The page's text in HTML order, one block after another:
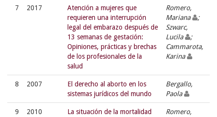
7 2017
Atención a mujeres que
requieren una interrupción
legal del embarazo después de
13 semanas de gestación:
Opiniones, prácticas y brechas
de los profesionales de la
salud
Romero,
Mariana
;
Szwarc,
Lucila
;
Cammarota,
Karina
8 2007
El derecho al aborto en los
sistemas jurídicos del mundo
Bergallo,
Paola
9 2010
La situación de la mortalidad
Romero,